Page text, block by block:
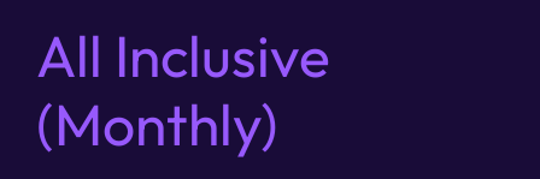
All Inclusive
(Monthly)